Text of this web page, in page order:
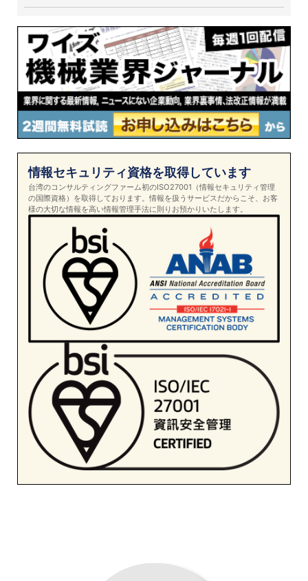
情報セキュリティ資格を取得しています
台湾のコンサルティングファーム初のISO27001（情報セキュリティ管理
の国際資格）を取得しております。情報を扱うサービスだからこそ、お客
様の大切な情報を高い情報管理手法に則りお預かりいたします。